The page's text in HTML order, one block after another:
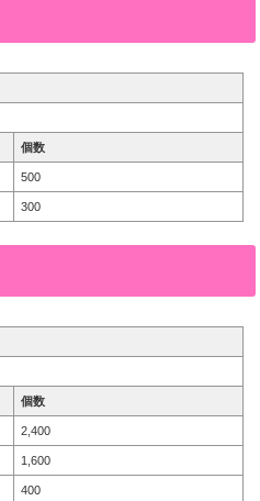
個数
500
300
個数
2,400
1,600
400